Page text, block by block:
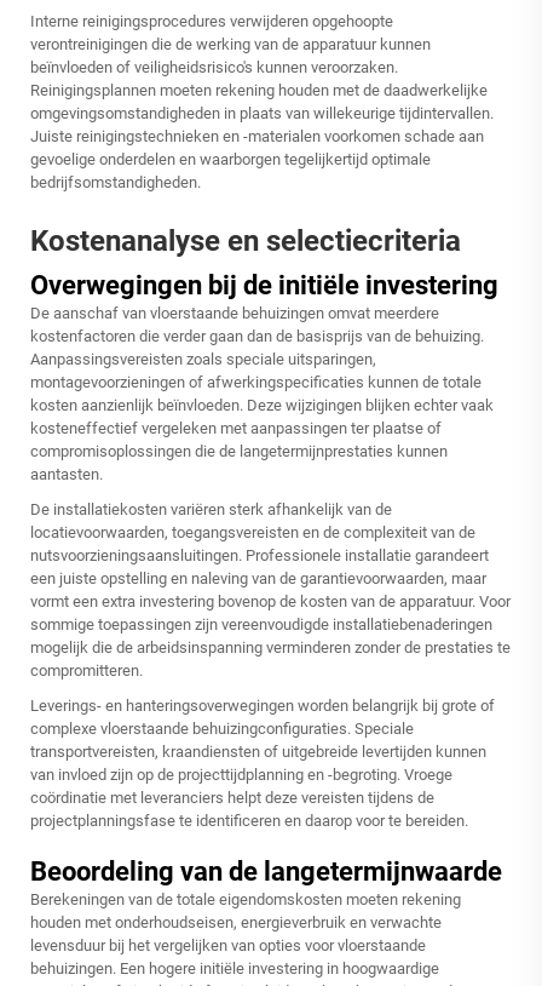
Interne reinigingsprocedures verwijderen opgehoopte
verontreinigingen die de werking van de apparatuur kunnen
beïnvloeden of veiligheidsrisico's kunnen veroorzaken.
Reinigingsplannen moeten rekening houden met de daadwerkelijke
omgevingsomstandigheden in plaats van willekeurige tijdintervallen.
Juiste reinigingstechnieken en -materialen voorkomen schade aan
gevoelige onderdelen en waarborgen tegelijkertijd optimale
bedrijfsomstandigheden.
Kostenanalyse en selectiecriteria
Overwegingen bij de initiële investering
De aanschaf van vloerstaande behuizingen omvat meerdere
kostenfactoren die verder gaan dan de basisprijs van de behuizing.
Aanpassingsvereisten zoals speciale uitsparingen,
montagevoorzieningen of afwerkingspecificaties kunnen de totale
kosten aanzienlijk beïnvloeden. Deze wijzigingen blijken echter vaak
kosteneffectief vergeleken met aanpassingen ter plaatse of
compromisoplossingen die de langetermijnprestaties kunnen
aantasten.
De installatiekosten variëren sterk afhankelijk van de
locatievoorwaarden, toegangsvereisten en de complexiteit van de
nutsvoorzieningsaansluitingen. Professionele installatie garandeert
een juiste opstelling en naleving van de garantievoorwaarden, maar
vormt een extra investering bovenop de kosten van de apparatuur. Voor
sommige toepassingen zijn vereenvoudigde installatiebenaderingen
mogelijk die de arbeidsinspanning verminderen zonder de prestaties te
compromitteren.
Leverings- en hanteringsoverwegingen worden belangrijk bij grote of
complexe vloerstaande behuizingconfiguraties. Speciale
transportvereisten, kraandiensten of uitgebreide levertijden kunnen
van invloed zijn op de projecttijdplanning en -begroting. Vroege
coördinatie met leveranciers helpt deze vereisten tijdens de
projectplanningsfase te identificeren en daarop voor te bereiden.
Beoordeling van de langetermijnwaarde
Berekeningen van de totale eigendomskosten moeten rekening
houden met onderhoudseisen, energieverbruik en verwachte
levensduur bij het vergelijken van opties voor vloerstaande
behuizingen. Een hogere initiële investering in hoogwaardige